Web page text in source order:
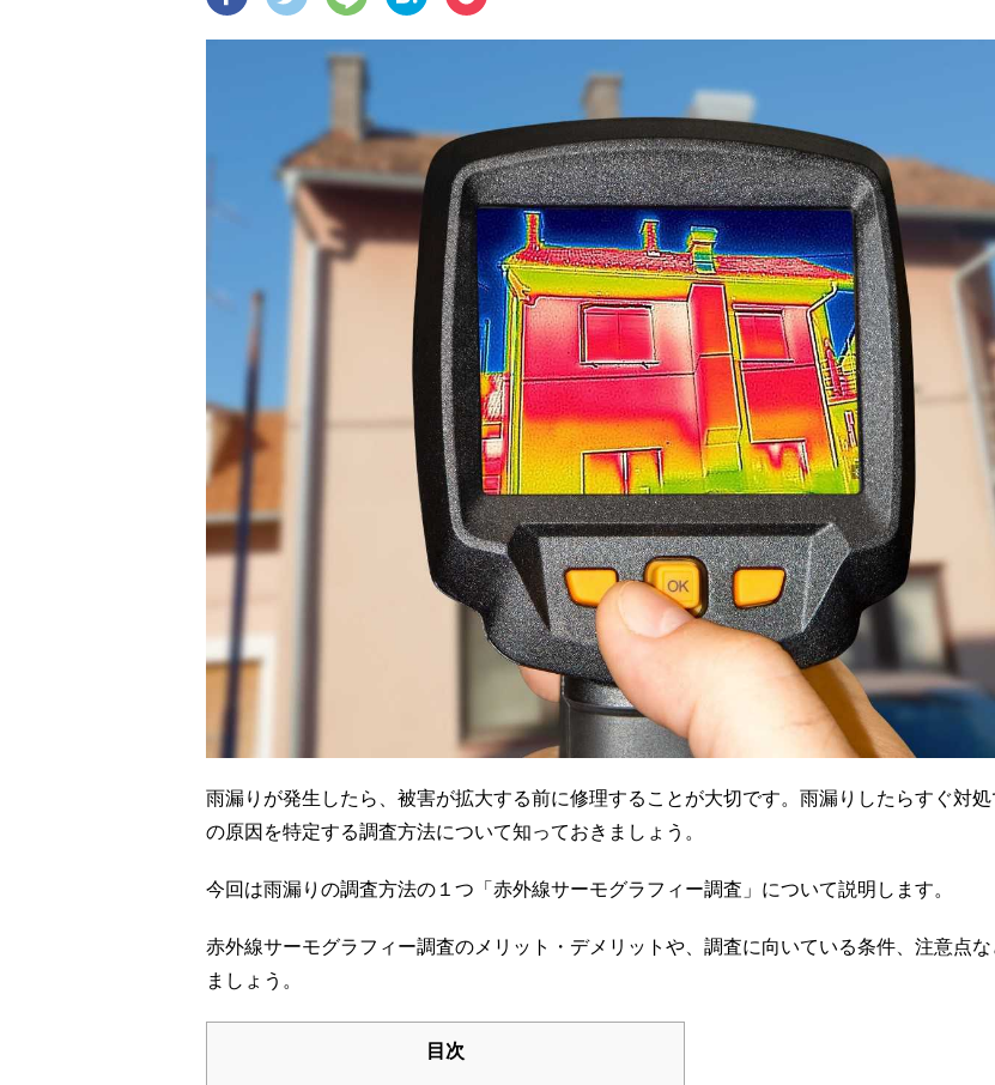
雨漏りが発生したら、被害が拡大する前に修理することが大切です。雨漏りしたらすぐ対
の原因を特定する調査方法について知っておきましょう。
今回は雨漏りの調査方法の１つ「赤外線サーモグラフィー調査」について説明します。
赤外線サーモグラフィー調査のメリット・デメリットや、調査に向いている条件、注意点
ましょう。
目次